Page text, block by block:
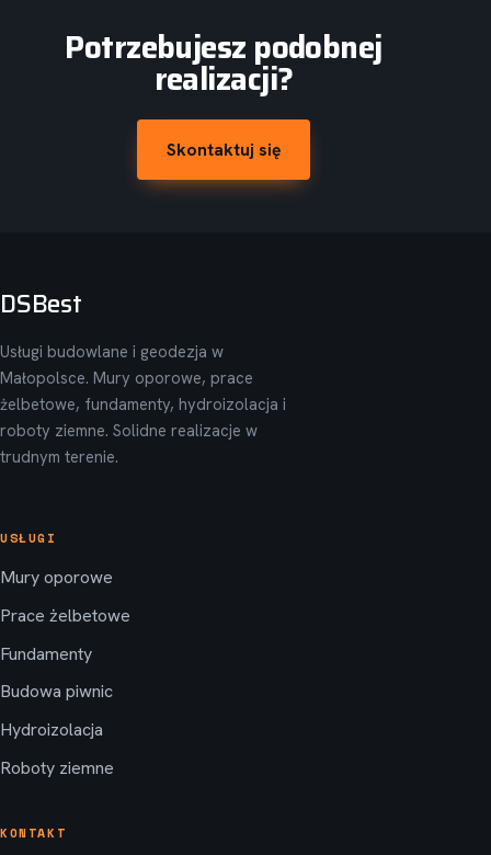
Potrzebujesz podobnej
realizacji?
Skontaktuj się
DSBest
Usługi budowlane i geodezja w
Małopolsce. Mury oporowe, prace
żelbetowe, fundamenty, hydroizolacja i
roboty ziemne. Solidne realizacje w
trudnym terenie.
USŁUGI
Mury oporowe
Prace żelbetowe
Fundamenty
Budowa piwnic
Hydroizolacja
Roboty ziemne
KONTAKT